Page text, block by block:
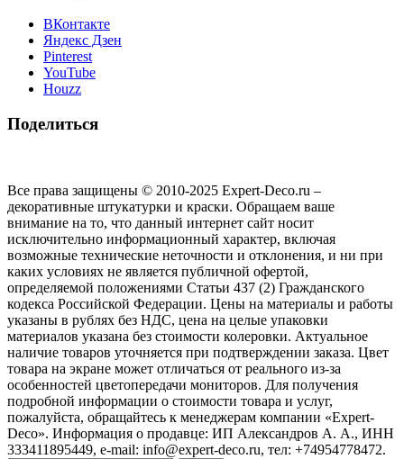
ВКонтакте
Яндекс Дзен
Pinterest
YouTube
Houzz
Поделиться
Все права защищены © 2010-2025 Expert-Deco.ru –
декоративные штукатурки и краски. Обращаем ваше
внимание на то, что данный интернет сайт носит
исключительно информационный характер, включая
возможные технические неточности и отклонения, и ни при
каких условиях не является публичной офертой,
определяемой положениями Статьи 437 (2) Гражданского
кодекса Российской Федерации. Цены на материалы и работы
указаны в рублях без НДС, цена на целые упаковки
материалов указана без стоимости колеровки. Актуальное
наличие товаров уточняется при подтверждении заказа. Цвет
товара на экране может отличаться от реального из‑за
особенностей цветопередачи мониторов. Для получения
подробной информации о стоимости товара и услуг,
пожалуйста, обращайтесь к менеджерам компании «Expert-
Deco». Информация о продавце: ИП Александров А. А., ИНН
333411895449, e-mail: info@expert-deco.ru, тел: +74954778472.